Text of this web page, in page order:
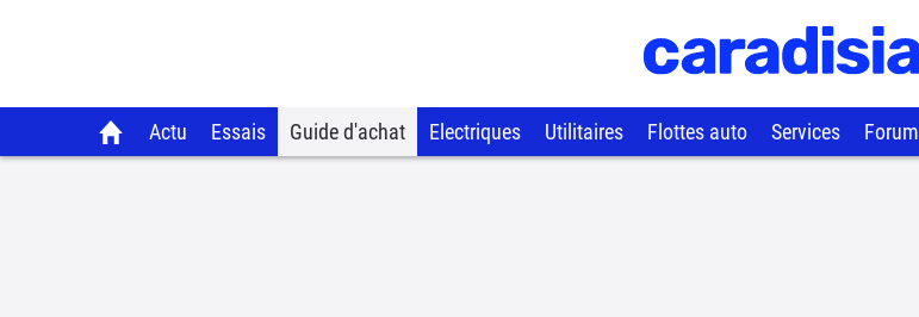
Actu Essais Guide d'achat Electriques Utilitaires Flottes auto Services Forum